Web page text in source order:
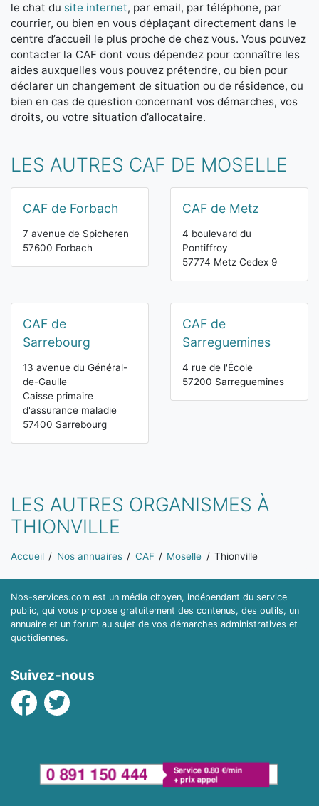
le chat du site internet, par email, par téléphone, par
courrier, ou bien en vous déplaçant directement dans le
centre d’accueil le plus proche de chez vous. Vous pouvez
contacter la CAF dont vous dépendez pour connaître les
aides auxquelles vous pouvez prétendre, ou bien pour
déclarer un changement de situation ou de résidence, ou
bien en cas de question concernant vos démarches, vos
droits, ou votre situation d’allocataire.
LES AUTRES CAF DE MOSELLE
CAF de Forbach
7 avenue de Spicheren
57600 Forbach
CAF de Metz
4 boulevard du
Pontiffroy
57774 Metz Cedex 9
CAF de
Sarrebourg
13 avenue du Général-
de-Gaulle
Caisse primaire
d'assurance maladie
57400 Sarrebourg
CAF de
Sarreguemines
4 rue de l'École
57200 Sarreguemines
LES AUTRES ORGANISMES À
THIONVILLE
Vous êtes ici:
Accueil Nos annuaires CAF Moselle Thionville
Nos-services.com est un média citoyen, indépendant du service
public, qui vous propose gratuitement des contenus, des outils, un
annuaire et un forum au sujet de vos démarches administratives et
quotidiennes.
Suivez-nous
Facebook
Twitter